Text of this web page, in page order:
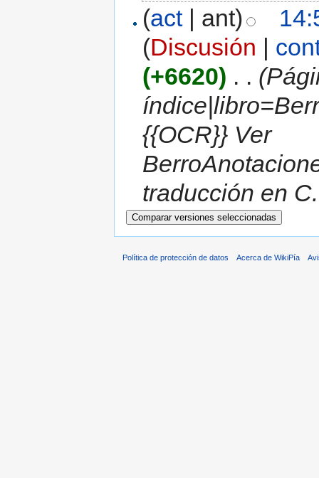
(act| ant)
(Discusión |
(+6620) . .
{{OCR}} Ver
traducción en
Política de protección de datos Acerca de WikiPía